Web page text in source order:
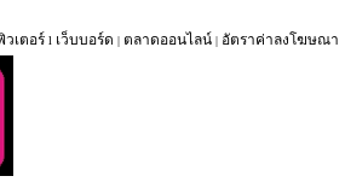
วเตอร์ l เว็บบอร์ด | ตลาดออนไลน์ | อัตราค่าลงโฆษณา